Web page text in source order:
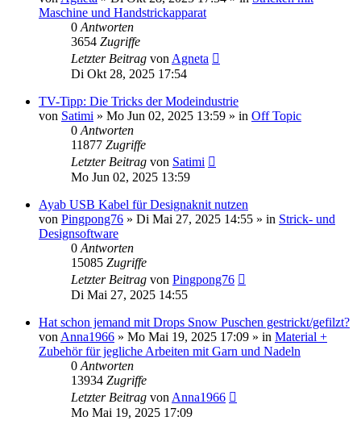
Maschine und Handstrickapparat
0 Antworten
3654 Zugriffe
Letzter Beitrag von Agneta
Di Okt 28, 2025 17:54
TV-Tipp: Die Tricks der Modeindustrie
von Satimi » Mo Jun 02, 2025 13:59 » in Off Topic
0 Antworten
11877 Zugriffe
Letzter Beitrag von Satimi
Mo Jun 02, 2025 13:59
Ayab USB Kabel für Designaknit nutzen
von Pingpong76 » Di Mai 27, 2025 14:55 » in Strick- und
Designsoftware
0 Antworten
15085 Zugriffe
Letzter Beitrag von Pingpong76
Di Mai 27, 2025 14:55
Hat schon jemand mit Drops Snow Puschen gestrickt/gefilzt?
von Anna1966 » Mo Mai 19, 2025 17:09 » in Material +
Zubehör für jegliche Arbeiten mit Garn und Nadeln
0 Antworten
13934 Zugriffe
Letzter Beitrag von Anna1966
Mo Mai 19, 2025 17:09